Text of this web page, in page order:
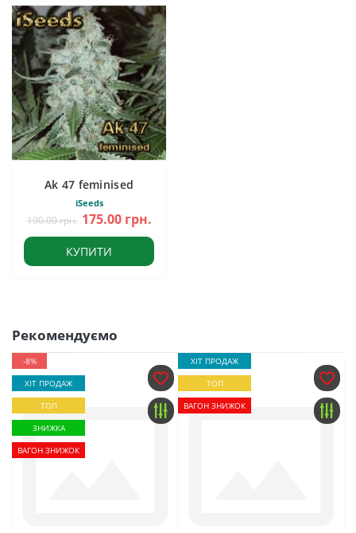
Ak 47 feminised
iSeeds
190.00 грн. 175.00 грн.
КУПИТИ
Рекомендуємо
-8%
ХІТ ПРОДАЖ
ТОП
ЗНИЖКА
ВАГОН ЗНИЖОК
ХІТ ПРОДАЖ
ТОП
ВАГОН ЗНИЖОК